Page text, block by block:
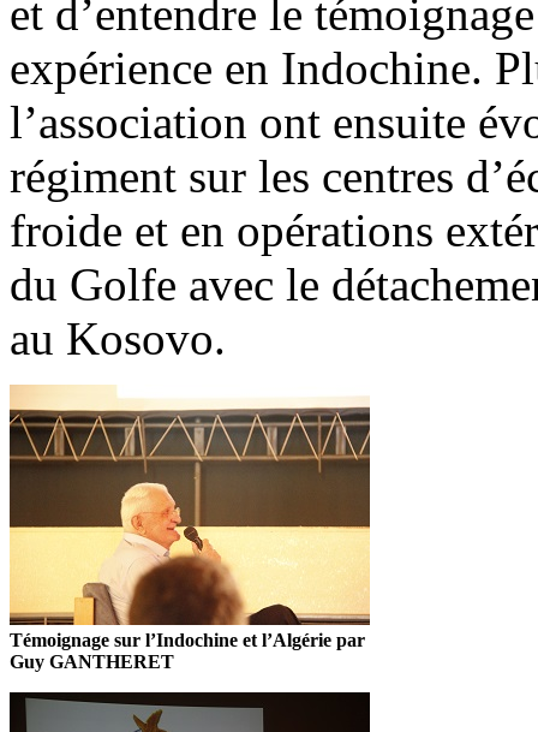
et d’entendre le
expérience en Indochine.
l’association ont ensuite
régiment sur les centres
froide et en opérations
du Golfe avec le
au Kosovo.
Témoignage sur l’Indochine et l’Algérie par
Guy GANTHERET